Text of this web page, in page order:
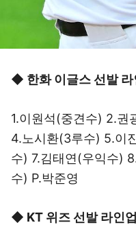
◆ 한화 이글스 선발 라
1.이원석(중견수) 2.권
4.노시환(3루수) 5.이
수) 7.김태연(우익수)
수) P.박준영
◆ KT 위즈 선발 라인업